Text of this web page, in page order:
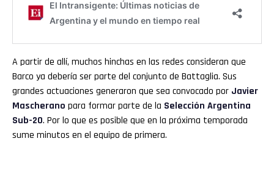
A partir de allí, muchos hinchas en las redes consideran que
Barco ya debería ser parte del conjunto de Battaglia. Sus
grandes actuaciones generaron que sea convocado por Javier
Mascherano para formar parte de la Selección Argentina
Sub-20. Por lo que es posible que en la próxima temporada
sume minutos en el equipo de primera.